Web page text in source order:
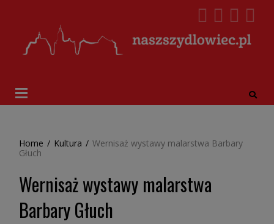
Home / Kultura / Wernisaż wystawy malarstwa Barbary
Głuch
Wernisaż wystawy malarstwa
Barbary Głuch